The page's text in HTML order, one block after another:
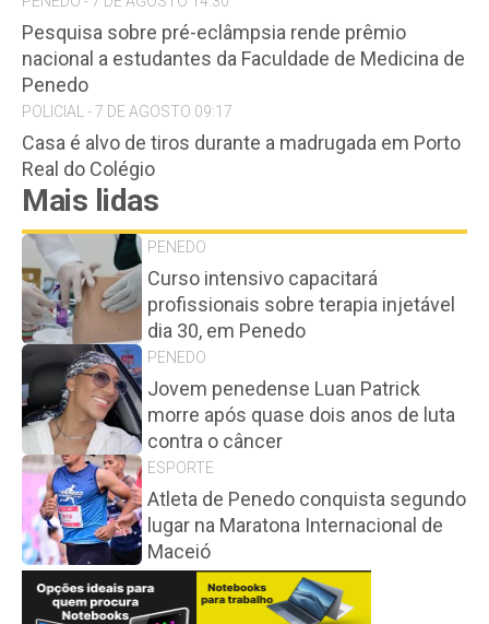
Pesquisa sobre pré-eclâmpsia rende prêmio
nacional a estudantes da Faculdade de Medicina de
Penedo
POLICIAL - 7 DE AGOSTO 09:17
Casa é alvo de tiros durante a madrugada em Porto
Real do Colégio
Mais lidas
PENEDO
Curso intensivo capacitará
profissionais sobre terapia injetável
dia 30, em Penedo
PENEDO
Jovem penedense Luan Patrick
morre após quase dois anos de luta
contra o câncer
ESPORTE
Atleta de Penedo conquista segundo
lugar na Maratona Internacional de
Maceió